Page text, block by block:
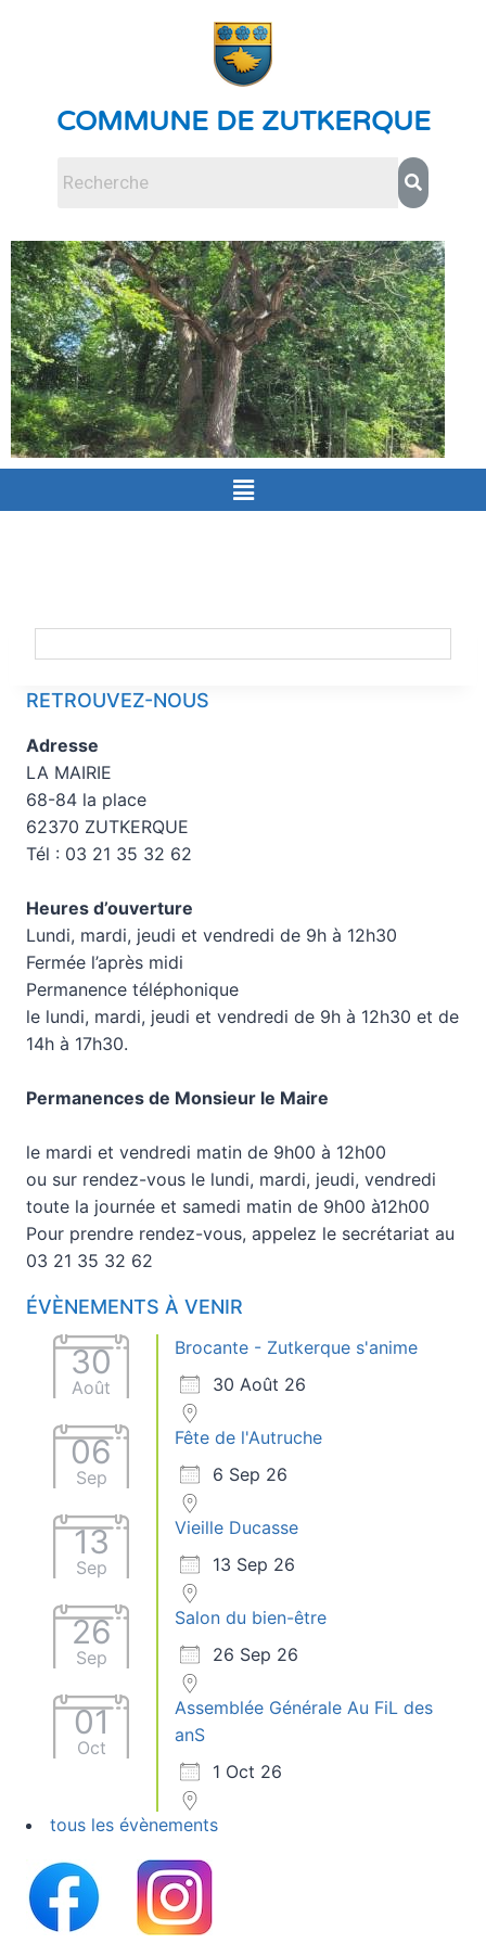
COMMUNE DE ZUTKERQUE
RETROUVEZ-NOUS
Adresse
LA MAIRIE
68-84 la place
62370 ZUTKERQUE
Tél : 03 21 35 32 62
Heures d’ouverture
Lundi, mardi, jeudi et vendredi de 9h à 12h30
Fermée l’après midi
Permanence téléphonique
le lundi, mardi, jeudi et vendredi de 9h à 12h30 et de
14h à 17h30.
Permanences de Monsieur le Maire
le mardi et vendredi matin de 9h00 à 12h00
ou sur rendez-vous le lundi, mardi, jeudi, vendredi
toute la journée et samedi matin de 9h00 à12h00
Pour prendre rendez-vous, appelez le secrétariat au
03 21 35 32 62
ÉVÈNEMENTS À VENIR
30
Août
Brocante - Zutkerque s'anime
30 Août 26
06
Sep
Fête de l'Autruche
6 Sep 26
13
Sep
Vieille Ducasse
13 Sep 26
26
Sep
Salon du bien-être
26 Sep 26
01
Oct
Assemblée Générale Au FiL des
anS
1 Oct 26
tous les évènements